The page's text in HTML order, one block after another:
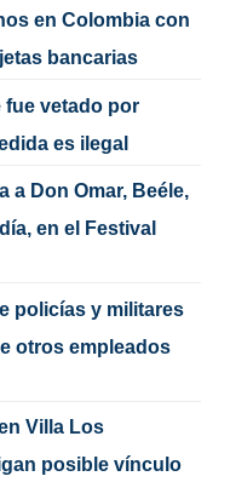
en Colombia con
bancarias
fue vetado por
es ilegal
a Don Omar, Beéle,
en el Festival
policías y militares
otros empleados
Villa Los
posible vínculo